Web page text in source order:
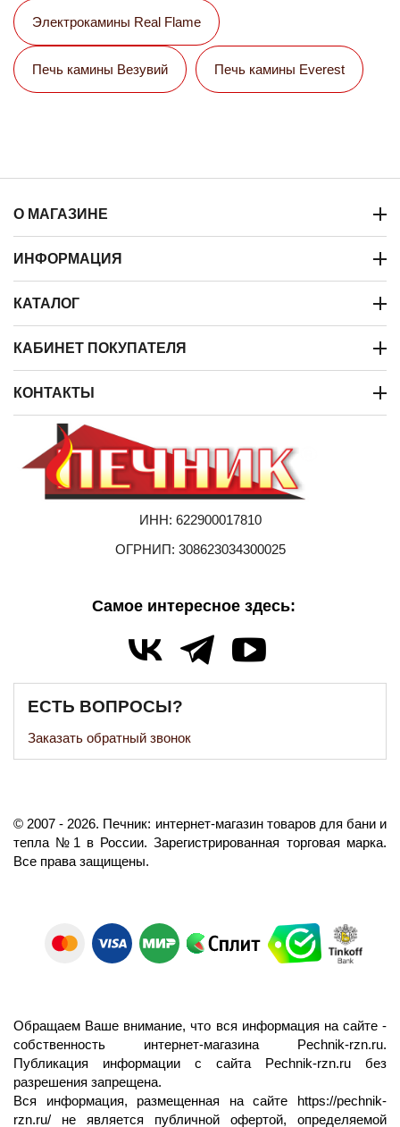
Электрокамины Real Flame
Печь камины Везувий Печь камины Everest
О МАГАЗИНЕ
ИНФОРМАЦИЯ
КАТАЛОГ
КАБИНЕТ ПОКУПАТЕЛЯ
КОНТАКТЫ
ИНН: 622900017810
ОГРНИП: 308623034300025
Самое интересное здесь:
ЕСТЬ ВОПРОСЫ?
Заказать обратный звонок
©️2007 - 2026. Печник: интернет-магазин товаров для бани и
тепла №1 в России. Зарегистрированная торговая марка.
Все права защищены.
Обращаем Ваше внимание, что вся информация на сайте -
собственность интернет-магазина Pechnik-rzn.ru.
Публикация информации с сайта Pechnik-rzn.ru без
разрешения запрещена.
Вся информация, размещенная на сайте https://pechnik-
rzn.ru/ не является публичной офертой, определяемой